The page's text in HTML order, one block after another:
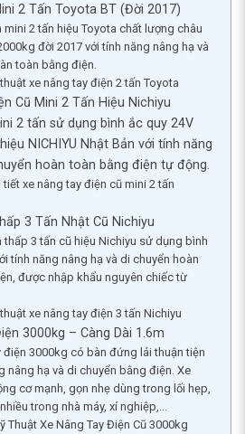
2 Tấn Toyota BT (Đời 2017)
mini 2 tấn hiệu Toyota chất lượng châu
đời 2017 với tính năng nâng hạ và
toàn bằng điện.
xe nâng tay điện 2 tấn Toyota
Cũ Mini 2 Tấn Hiệu Nichiyu
2 tấn sử dụng bình ắc quy 24V
NICHIYU Nhật Bản với tính năng
hoàn toàn bằng điện tự động.
xe nâng tay điện cũ mini 2 tấn
3 Tấn Nhật Cũ Nichiyu
thấp 3 tấn cũ hiệu Nichiyu sử dụng bình
tính năng nâng hạ và di chuyển hoàn
được nhập khẩu nguyên chiếc từ
xe nâng tay điện 3 tấn Nichiyu
3000kg – Càng Dài 1.6m
điện 3000kg có bàn đứng lái thuận tiện
nâng hạ và di chuyển bằng điện. Xe
cơ mạnh, gọn nhẹ dùng trong lối hẹp,
trong nhà máy, xí nghiệp,…
Thuật Xe Nâng Tay Điện Cũ 3000kg